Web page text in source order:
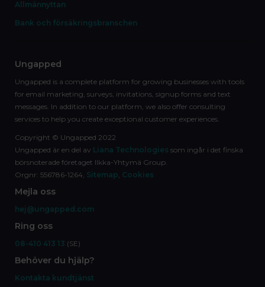
Allmännyttan
Bank och försäkringsbranschen
Ungapped
Ungapped is a complete platform for growing businesses with tools
for email marketing, surveys, invitations, signup forms and text
messages. In addition to our platform, we also offer consulting
services to help you create exceptional customer experiences.
Copyright © Ungapped 2022
Ungapped är en del av Liana Technologies som ingår i det finska
börsnoterade företaget Ilkka-Yhtymä Group.
Orgnr: 556786-1264, Sitemap, Cookies
Mejla oss
hej@ungapped.com
Ring oss
08-410 413 13 (SE)
Behöver du hjälp?
Kontakta kundtjänst